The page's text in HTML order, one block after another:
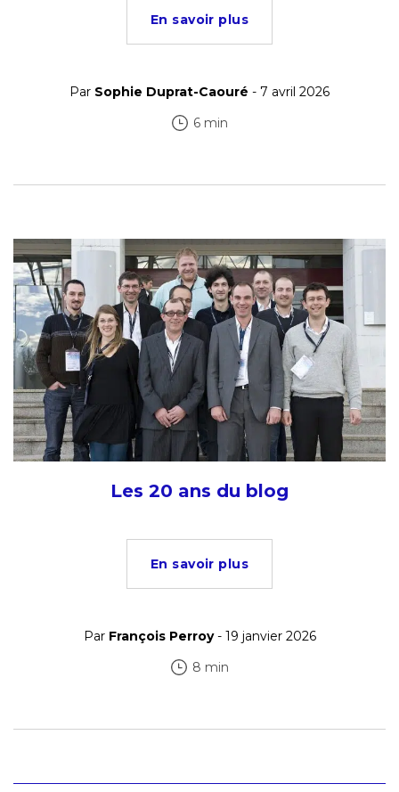
En savoir plus
Par Sophie Duprat-Caouré - 7 avril 2026
6 min
Les 20 ans du blog
En savoir plus
Par François Perroy- 19 janvier 2026
8 min